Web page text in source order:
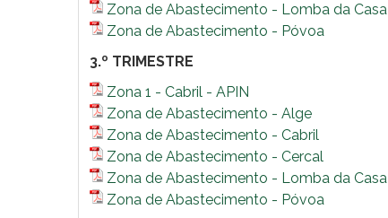
Zona de Abastecimento - Lomba da Casa
Zona de Abastecimento - Póvoa
3.º TRIMESTRE
Zona 1 - Cabril - APIN
Zona de Abastecimento - Alge
Zona de Abastecimento - Cabril
Zona de Abastecimento - Cercal
Zona de Abastecimento - Lomba da Casa
Zona de Abastecimento - Póvoa